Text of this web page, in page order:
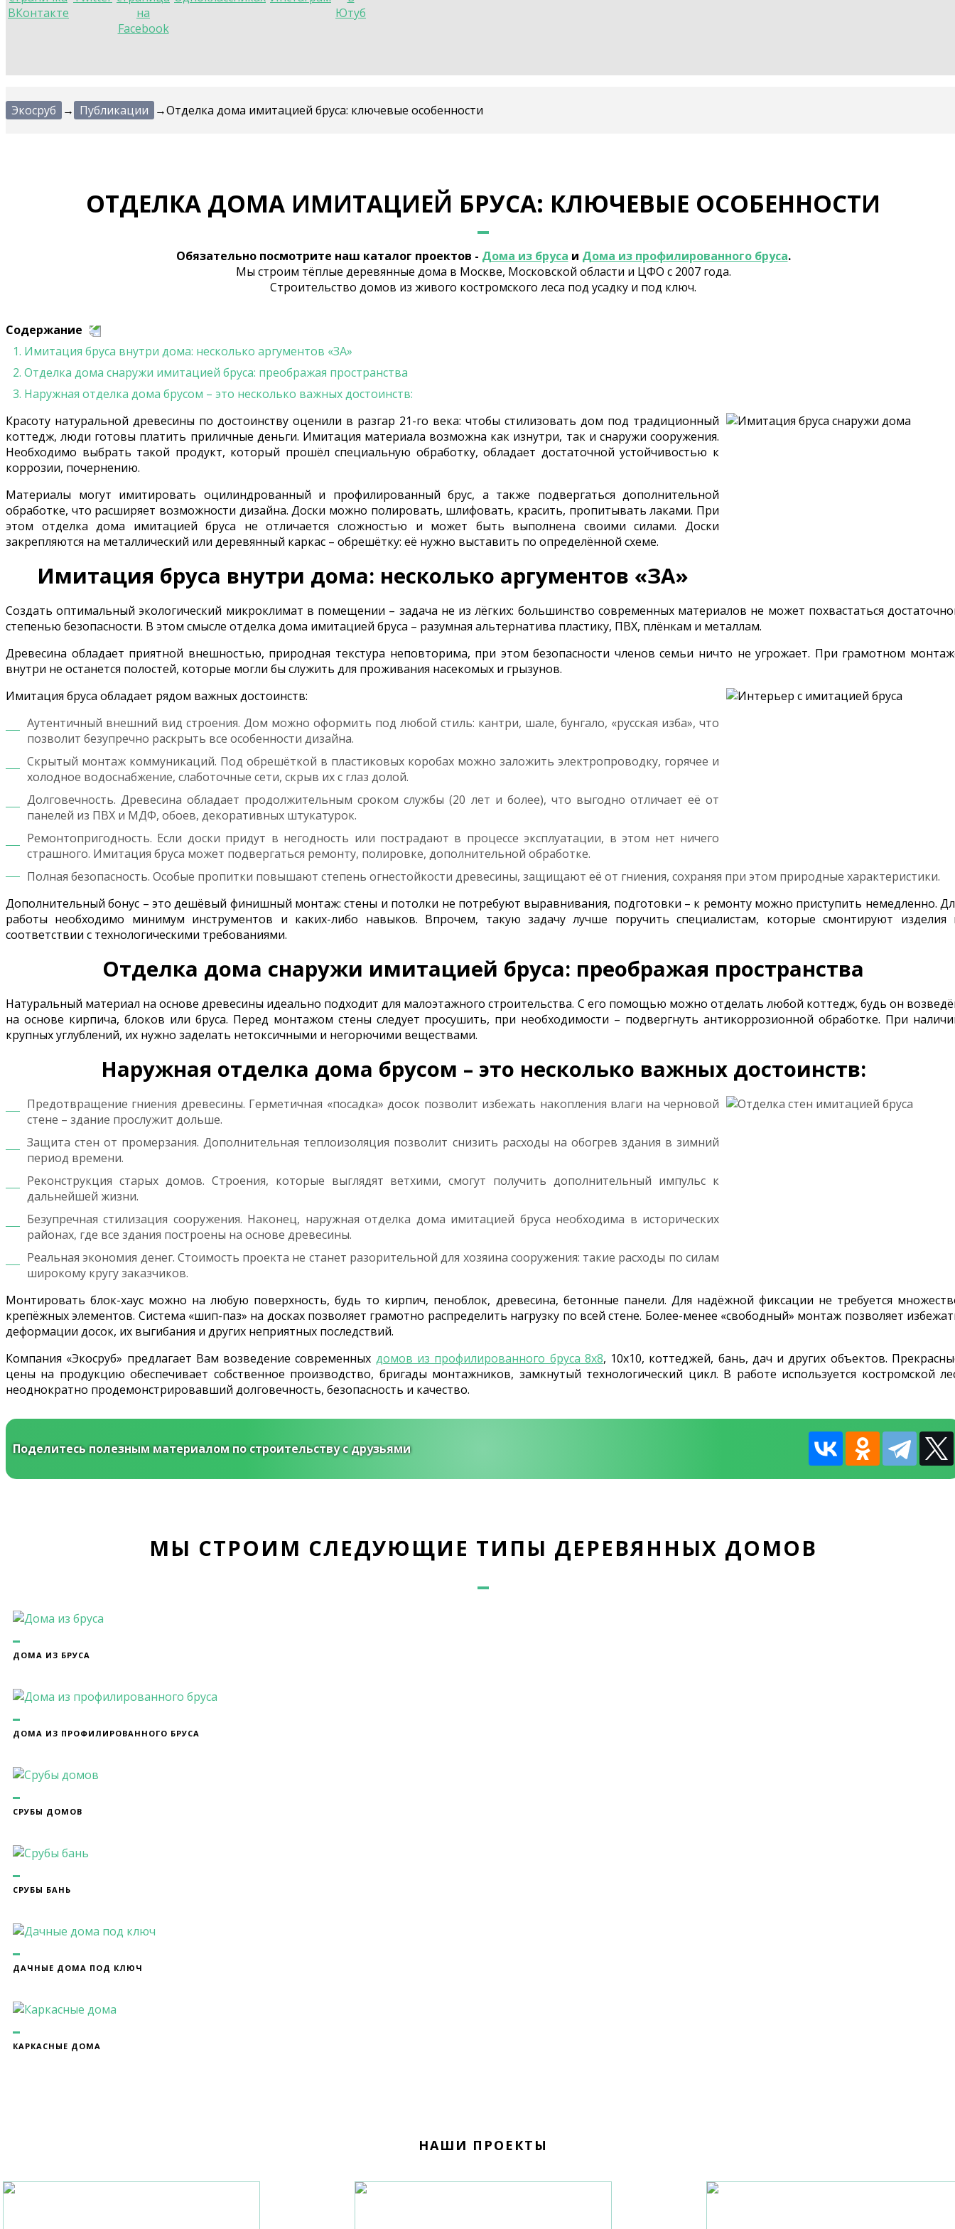
Экосруб → Публикации →Отделка дома имитацией бруса: ключевые особенности
ОТДЕЛКА ДОМА ИМИТАЦИЕЙ БРУСА: КЛЮЧЕВЫЕ ОСОБЕННОСТИ
Обязательно посмотрите наш каталог проектов - Дома из бруса и Дома из профилированного бруса.
Мы строим тёплые деревянные дома в Москве, Московской области и ЦФО с 2007 года.
Строительство домов из живого костромского леса под усадку и под ключ.
Содержание
1. Имитация бруса внутри дома: несколько аргументов «ЗА»
2. Отделка дома снаружи имитацией бруса: преображая пространства
3. Наружная отделка дома брусом – это несколько важных достоинств:
Красоту натуральной древесины по достоинству оценили в разгар 21-го века: чтобы стилизовать дом под традиционный
коттедж, люди готовы платить приличные деньги. Имитация материала возможна как изнутри, так и снаружи сооружения.
Необходимо выбрать такой продукт, который прошёл специальную обработку, обладает достаточной устойчивостью к
коррозии, почернению.
Материалы могут имитировать оцилиндрованный и профилированный брус, а также подвергаться дополнительной
обработке, что расширяет возможности дизайна. Доски можно полировать, шлифовать, красить, пропитывать лаками. При
этом отделка дома имитацией бруса не отличается сложностью и может быть выполнена своими силами. Доски
закрепляются на металлический или деревянный каркас – обрешётку: её нужно выставить по определённой схеме.
Имитация бруса внутри дома: несколько аргументов «ЗА»
Создать оптимальный экологический микроклимат в помещении – задача не из лёгких: большинство современных материалов не может похвастаться
степенью безопасности. В этом смысле отделка дома имитацией бруса – разумная альтернатива пластику, ПВХ, плёнкам и металлам.
Древесина обладает приятной внешностью, природная текстура неповторима, при этом безопасности членов семьи ничто не угрожает. При грамотном
внутри не останется полостей, которые могли бы служить для проживания насекомых и грызунов.
Имитация бруса обладает рядом важных достоинств:
Аутентичный внешний вид строения. Дом можно оформить под любой стиль: кантри, шале, бунгало, «русская изба», что
позволит безупречно раскрыть все особенности дизайна.
Скрытый монтаж коммуникаций. Под обрешёткой в пластиковых коробах можно заложить электропроводку, горячее и
холодное водоснабжение, слаботочные сети, скрыв их с глаз долой.
Долговечность. Древесина обладает продолжительным сроком службы (20 лет и более), что выгодно отличает её от
панелей из ПВХ и МДФ, обоев, декоративных штукатурок.
Ремонтопригодность. Если доски придут в негодность или пострадают в процессе эксплуатации, в этом нет ничего
страшного. Имитация бруса может подвергаться ремонту, полировке, дополнительной обработке.
Полная безопасность. Особые пропитки повышают степень огнестойкости древесины, защищают её от гниения, сохраняя при этом природные характеристики.
Дополнительный бонус – это дешёвый финишный монтаж: стены и потолки не потребуют выравнивания, подготовки – к ремонту можно приступить немедленно.
работы необходимо минимум инструментов и каких-либо навыков. Впрочем, такую задачу лучше поручить специалистам, которые смонтируют изделия
соответствии с технологическими требованиями.
Отделка дома снаружи имитацией бруса: преображая пространства
Натуральный материал на основе древесины идеально подходит для малоэтажного строительства. С его помощью можно отделать любой коттедж, будь он
на основе кирпича, блоков или бруса. Перед монтажом стены следует просушить, при необходимости – подвергнуть антикоррозионной обработке. При
крупных углублений, их нужно заделать нетоксичными и негорючими веществами.
Наружная отделка дома брусом – это несколько важных достоинств:
Предотвращение гниения древесины. Герметичная «посадка» досок позволит избежать накопления влаги на черновой
стене – здание прослужит дольше.
Защита стен от промерзания. Дополнительная теплоизоляция позволит снизить расходы на обогрев здания в зимний
период времени.
Реконструкция старых домов. Строения, которые выглядят ветхими, смогут получить дополнительный импульс к
дальнейшей жизни.
Безупречная стилизация сооружения. Наконец, наружная отделка дома имитацией бруса необходима в исторических
районах, где все здания построены на основе древесины.
Реальная экономия денег. Стоимость проекта не станет разорительной для хозяина сооружения: такие расходы по силам
широкому кругу заказчиков.
Монтировать блок-хаус можно на любую поверхность, будь то кирпич, пеноблок, древесина, бетонные панели. Для надёжной фиксации не требуется
крепёжных элементов. Система «шип-паз» на досках позволяет грамотно распределить нагрузку по всей стене. Более-менее «свободный» монтаж позволяет
деформации досок, их выгибания и других неприятных последствий.
Компания «Экосруб» предлагает Вам возведение современных домов из профилированного бруса 8х8, 10х10, коттеджей, бань, дач и других объектов.
цены на продукцию обеспечивает собственное производство, бригады монтажников, замкнутый технологический цикл. В работе используется костромской
неоднократно продемонстрировавший долговечность, безопасность и качество.
Поделитесь полезным материалом по строительству с друзьями
МЫ СТРОИМ СЛЕДУЮЩИЕ ТИПЫ ДЕРЕВЯННЫХ ДОМОВ
ДОМА ИЗ БРУСА
ДОМА ИЗ ПРОФИЛИРОВАННОГО БРУСА
СРУБЫ ДОМОВ
СРУБЫ БАНЬ
ДАЧНЫЕ ДОМА ПОД КЛЮЧ
КАРКАСНЫЕ ДОМА
НАШИ ПРОЕКТЫ